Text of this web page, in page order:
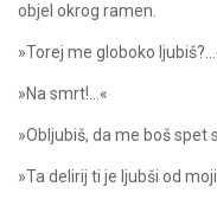
objel okrog ramen.
»Torej me globoko
»Na smrt!…«
»Obljubiš, da me boš spet
»Ta delirij ti je ljubši od